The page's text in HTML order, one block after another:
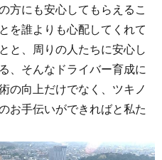
方にも安心してもらえるこ
を誰よりも心配してくれて
と、周りの人たちに安心し
、そんなドライバー育成に
の向上だけでなく、 ツキノ
お手伝いができればと私た